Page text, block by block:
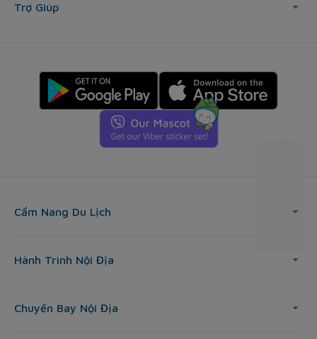
Trợ Giúp
Cẩm Nang Du Lịch
Hành Trình Nội Địa
Chuyến Bay Nội Địa